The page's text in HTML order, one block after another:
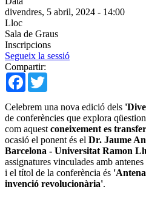
divendres, 5 abril, 2024 - 14:00
Lloc
Sala de Graus
Inscripcions
Segueix la sessió
Compartir:
Facebook
Celebrem una nova edició dels
de conferències que explora
com aquest coneixement es
ocasió el ponent és el Dr. Jaume
Barcelona - Universitat Ramon
assignatures vinculades amb
i el títol de la conferència és
invenció revolucionària'.